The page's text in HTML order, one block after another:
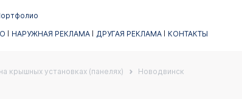
НАРУЖНАЯ РЕКЛАМА ДРУГАЯ РЕКЛАМА КОНТАКТЫ
крышных установках (панелях) Новодвинск